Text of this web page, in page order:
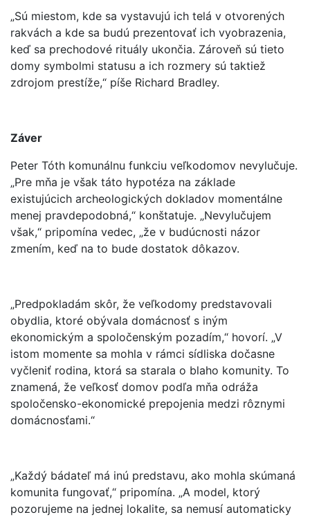
„Sú miestom, kde sa vystavujú ich telá v otvorených
rakvách a kde sa budú prezentovať ich vyobrazenia,
keď sa prechodové rituály ukončia. Zároveň sú tieto
domy symbolmi statusu a ich rozmery sú taktiež
zdrojom prestíže,“ píše Richard Bradley.
Záver
Peter Tóth komunálnu funkciu veľkodomov nevylučuje.
„Pre mňa je však táto hypotéza na základe
existujúcich archeologických dokladov momentálne
menej pravdepodobná,“ konštatuje. „Nevylučujem
však,“ pripomína vedec, „že v budúcnosti názor
zmením, keď na to bude dostatok dôkazov.
„Predpokladám skôr, že veľkodomy predstavovali
obydlia, ktoré obývala domácnosť s iným
ekonomickým a spoločenským pozadím,“ hovorí. „V
istom momente sa mohla v rámci sídliska dočasne
vyčleniť rodina, ktorá sa starala o blaho komunity. To
znamená, že veľkosť domov podľa mňa odráža
spoločensko-ekonomické prepojenia medzi rôznymi
domácnosťami.“
„Každý bádateľ má inú predstavu, ako mohla skúmaná
komunita fungovať,“ pripomína. „A model, ktorý
pozorujeme na jednej lokalite, sa nemusí automaticky